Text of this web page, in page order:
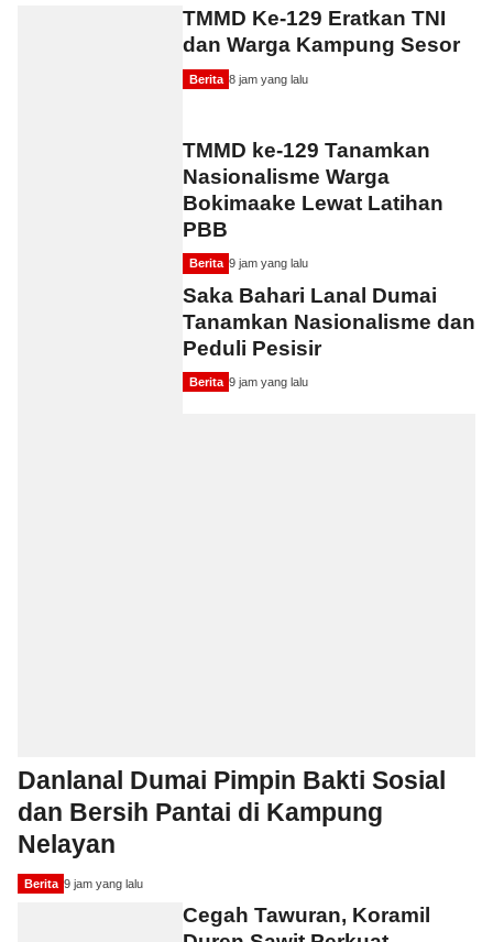
TMMD Ke-129 Eratkan TNI
dan Warga Kampung Sesor
Berita 8 jam yang lalu
TMMD ke-129 Tanamkan
Nasionalisme Warga
Bokimaake Lewat Latihan
PBB
Berita 9 jam yang lalu
Saka Bahari Lanal Dumai
Tanamkan Nasionalisme dan
Peduli Pesisir
Berita 9 jam yang lalu
Danlanal Dumai Pimpin Bakti Sosial
dan Bersih Pantai di Kampung
Nelayan
Berita 9 jam yang lalu
Cegah Tawuran, Koramil